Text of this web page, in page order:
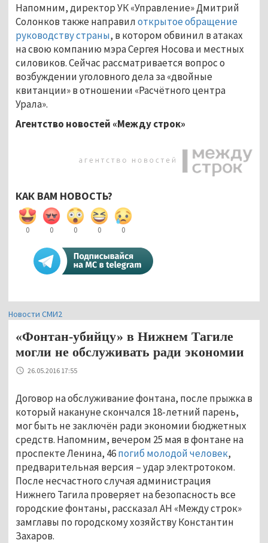
Напомним, директор УК «Управление» Дмитрий
Солонков также направилоткрытое обращение
руководству страны, в котором обвинил в атаках
на свою компанию мэра Сергея Носова и местных
силовиков. Сейчас рассматривается вопрос о
возбуждении уголовного дела за «двойные
квитанции» в отношении «Расчётного центра
Урала».
Агентство новостей «Между строк»
КАК ВАМ НОВОСТЬ?
0 0 0 0 0
Новости СМИ2
«Фонтан-убийцу» в Нижнем Тагиле
могли не обслуживать ради экономии
26.05.2016 17:55
Договор на обслуживание фонтана, после прыжка в
который накануне скончался 18-летний парень,
мог быть не заключён ради экономии бюджетных
средств. Напомним, вечером 25 мая в фонтане на
проспекте Ленина, 46погиб молодой человек,
предварительная версия – удар электротоком.
После несчастного случая администрация
Нижнего Тагила проверяет на безопасность все
городские фонтаны, рассказал АН «Между строк»
замглавы по городскому хозяйству Константин
Захаров.